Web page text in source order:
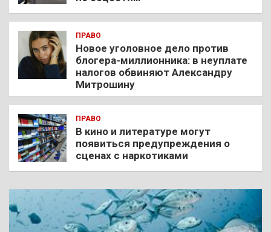
ПРАВО
Новое уголовное дело против
блогера-миллионника: в неуплате
налогов обвиняют Александру
Митрошину
ПРАВО
В кино и литературе могут
появиться предупреждения о
сценах с наркотиками